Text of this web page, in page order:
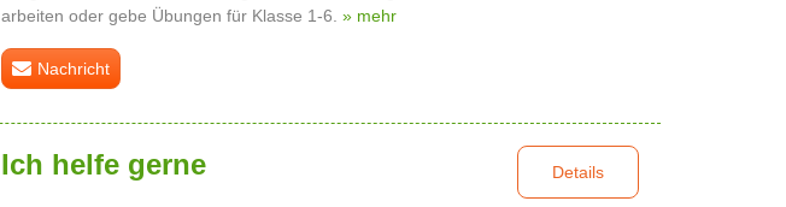
arbeiten oder gebe Übungen für Klasse 1-6. » mehr
Nachricht
Ich helfe gerne Details